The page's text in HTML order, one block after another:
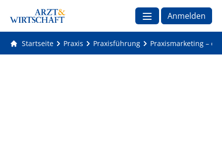
Anmelden
Startseite Praxis Praxisführung Praxismarketing –